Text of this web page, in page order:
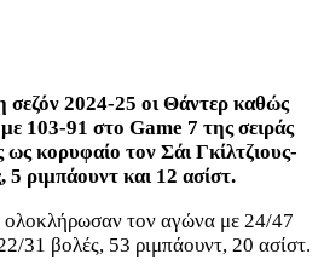
σεζόν 2024-25 οι Θάντερ καθώς
103-91 στο Game 7 της σειράς
κορυφαίο τον Σάι Γκίλτζιους-
5 ριμπάουντ και 12 ασίστ.
ολοκλήρωσαν τον αγώνα με 24/47
31 βολές, 53 ριμπάουντ, 20 ασίστ.